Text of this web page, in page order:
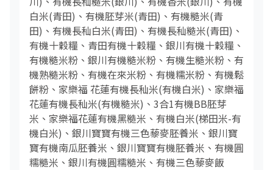
白米(青田)、有機胚芽米(青田)、有機糙米(青
田)、有機長秈白米(青田)、有機長秈糙米(青田)、
有機十穀糧、青田有機十穀糧、銀川有機十穀糧、
有機糙米粉、銀川有機糙米粉、有機生糙米粉、有
機熟糙米粉、有機在來米粉、有機糯米粉、有機鬆
餅粉、家樂福 花蓮有機長秈米(有機白米)、家樂福
花蓮有機長秈米(有機糙米)、3合1有機BB胚芽
米、家樂福花蓮有機黑糙米、有機白米(梯田米-有
機白米)、銀川寶寶有機三色藜麥胚養米、銀川寶
寶有機南瓜胚養米、銀川寶寶有機胚養米、有機圓
糯糙米、銀川有機圓糯糙米、有機三色藜麥飯